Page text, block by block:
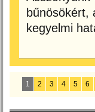
bűnösökért,
kegyelmi
1 2 3 4 5 6